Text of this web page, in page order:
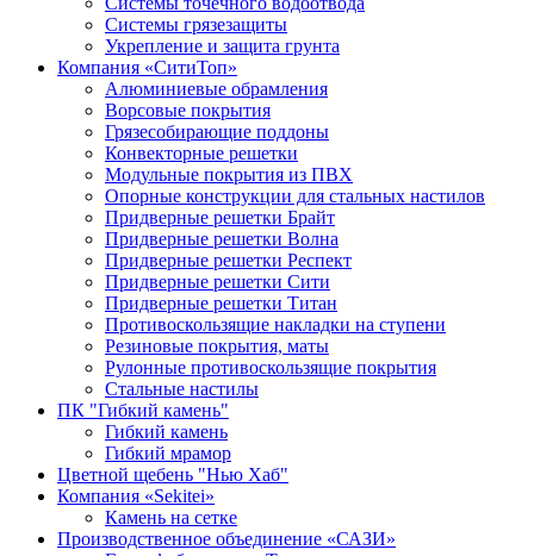
Системы грязезащиты
Укрепление и защита грунта
Компания «СитиТоп»
Алюминиевые обрамления
Ворсовые покрытия
Грязесобирающие поддоны
Конвекторные решетки
Модульные покрытия из ПВХ
Опорные конструкции для стальных настилов
Придверные решетки Брайт
Придверные решетки Волна
Придверные решетки Респект
Придверные решетки Сити
Придверные решетки Титан
Противоскользящие накладки на ступени
Резиновые покрытия, маты
Рулонные противоскользящие покрытия
Стальные настилы
ПК "Гибкий камень"
Гибкий камень
Гибкий мрамор
Цветной щебень "Нью Хаб"
Компания «Sekitei»
Камень на сетке
Производственное объединение «САЗИ»